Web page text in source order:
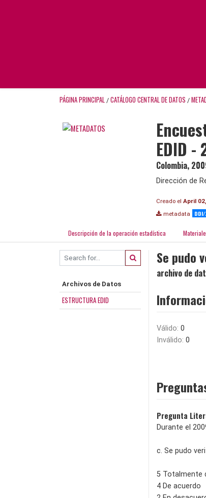
PÁGINA PRINCIPAL / CATÁLOGO CENTRAL DE DATOS /
EDID -
Colombia,
Dirección de
Creado el April
metadata
Descripción de la operación estadística
Archivos de Datos
ESTRUCTURA EDID
Se pudo
archivo de
Válido: 0
Inválido: 0
Pregunta
Durante el
c. Se pudo
5 Totalmente
4 De acuerdo